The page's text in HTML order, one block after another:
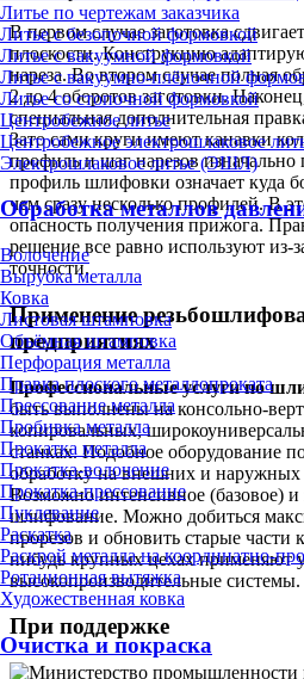
Литье по чертежам заказчика
Литье с безопочной формовкой
Литье с вакуумной формовкой
Литье с вакуумно-плёночной
Литье со стопочной формовкой
Центробежное литье
Центробежное электрошлаковое
Электрошлаковое литье (ЭШЛ)
Обработка металлов
Волочение
Вырубка металла
Ковка
Листовая штамповка
Объёмная штамповка
Перфорация металла
Правка плоского металлопроката
Прессование металла
Пробивка металла
Прокатка металла
Прокатка-волочение
Прокатка-прессование
Пуклевание
Раскатка
Раскрой металла на координатно-
Ротационная вытяжка
Художественная ковка
Очистка и покраска
В первом случае заготовка
плоскости. Конструкцию
нареза. Во втором случае полная
2 до 4 оборотов заготовки.
специальная дополнительная
Зато сами круги имеют канавки
профиль и шаг нарезов
профиль шлифовки означает куда
чем сразу несколько профилей. В
опасность получения прижога.
решение все равно используют из-
точности.
Применение
предприятиях
Профессиональные услуги по
быть выполнены на консольно-
копировальных,
станках. Подобное оборудование
обработку на внешних и наружных
Возможно интенсивное (базовое)
шлифование. Можно добиться
прорезов и обновить старые части
нибудь крупных цехах применяют
высокопроизводительные системы.
При поддержке